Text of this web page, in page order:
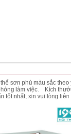
sơn phủ màu sắc
làm việc. Kích
tốt nhất, xin vui lòng liên